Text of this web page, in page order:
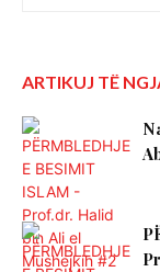
ARTIKUJ TË